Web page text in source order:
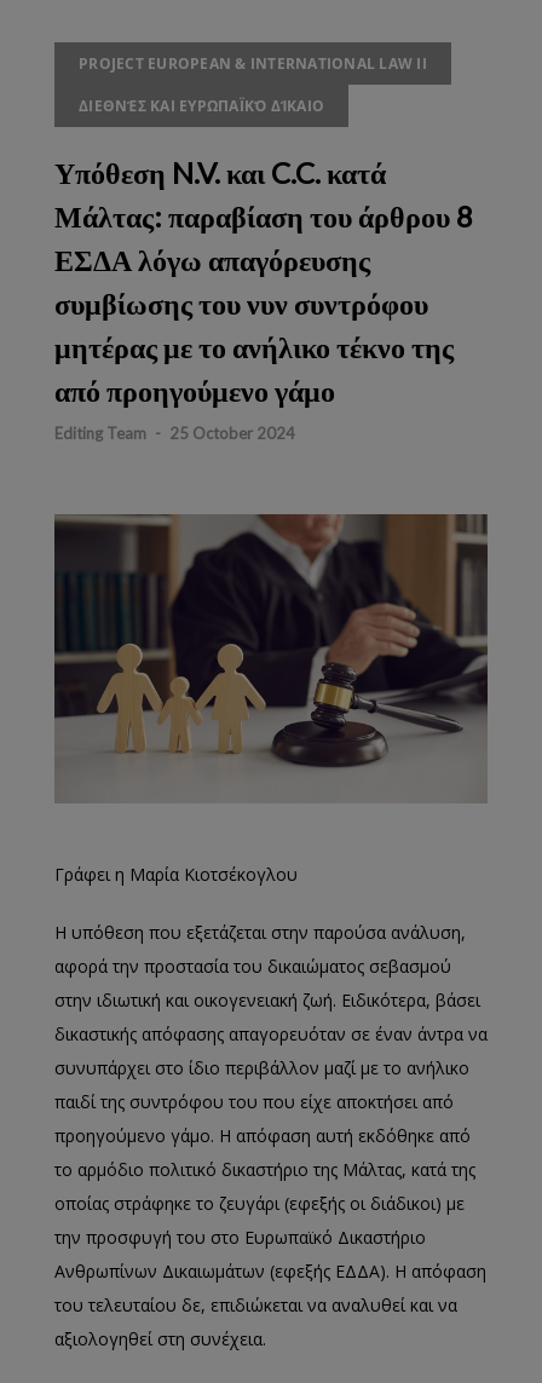
PROJECT EUROPEAN & INTERNATIONAL LAW II
ΔΙΕΘΝΈΣ ΚΑΙ ΕΥΡΩΠΑΪΚΌ ΔΊΚΑΙΟ
Υπόθεση N.V. και C.C. κατά
Μάλτας: παραβίαση του άρθρου 8
ΕΣΔΑ λόγω απαγόρευσης
συμβίωσης του νυν συντρόφου
μητέρας με το ανήλικο τέκνο της
από προηγούμενο γάμο
Editing Team - 25 October 2024
Γράφει η Μαρία Κιοτσέκογλου
Η υπόθεση που εξετάζεται στην παρούσα ανάλυση,
αφορά την προστασία του δικαιώματος σεβασμού
στην ιδιωτική και οικογενειακή ζωή. Ειδικότερα, βάσει
δικαστικής απόφασης απαγορευόταν σε έναν άντρα να
συνυπάρχει στο ίδιο περιβάλλον μαζί με το ανήλικο
παιδί της συντρόφου του που είχε αποκτήσει από
προηγούμενο γάμο. Η απόφαση αυτή εκδόθηκε από
το αρμόδιο πολιτικό δικαστήριο της Μάλτας, κατά της
οποίας στράφηκε το ζευγάρι (εφεξής οι διάδικοι) με
την προσφυγή του στο Ευρωπαϊκό Δικαστήριο
Ανθρωπίνων Δικαιωμάτων (εφεξής ΕΔΔΑ). Η απόφαση
του τελευταίου δε, επιδιώκεται να αναλυθεί και να
αξιολογηθεί στη συνέχεια.